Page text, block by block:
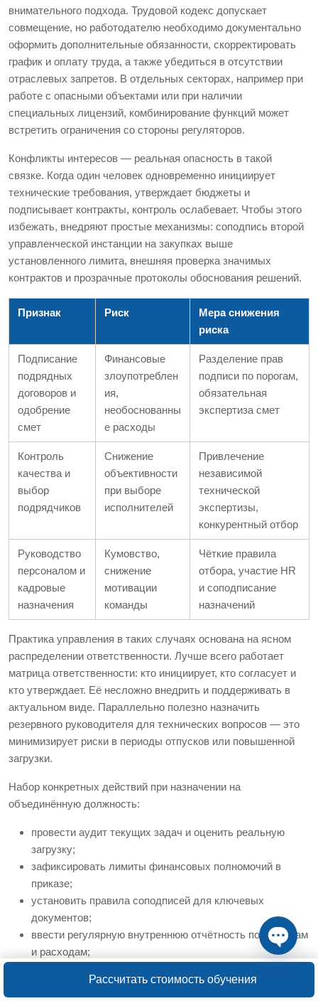
внимательного подхода. Трудовой кодекс допускает
совмещение, но работодателю необходимо документально
оформить дополнительные обязанности, скорректировать
график и оплату труда, а также убедиться в отсутствии
отраслевых запретов. В отдельных секторах, например при
работе с опасными объектами или при наличии
специальных лицензий, комбинирование функций может
встретить ограничения со стороны регуляторов.
Конфликты интересов — реальная опасность в такой
связке. Когда один человек одновременно инициирует
технические требования, утверждает бюджеты и
подписывает контракты, контроль ослабевает. Чтобы этого
избежать, внедряют простые механизмы: соподпись второй
управленческой инстанции на закупках выше
установленного лимита, внешняя проверка значимых
контрактов и прозрачные протоколы обоснования решений.
Признак Риск
Мера снижения
риска
Подписание
подрядных
договоров и
одобрение
смет
Финансовые
злоупотреблен
ия,
необоснованны
е расходы
Разделение прав
подписи по порогам,
обязательная
экспертиза смет
Контроль
качества и
выбор
подрядчиков
Снижение
объективности
при выборе
исполнителей
Привлечение
независимой
технической
экспертизы,
конкурентный отбор
Руководство
персоналом и
кадровые
назначения
Кумовство,
снижение
мотивации
команды
Чёткие правила
отбора, участие HR
и соподписание
назначений
Практика управления в таких случаях основана на ясном
распределении ответственности. Лучше всего работает
матрица ответственности: кто инициирует, кто согласует и
кто утверждает. Её несложно внедрить и поддерживать в
актуальном виде. Параллельно полезно назначить
резервного руководителя для технических вопросов — это
минимизирует риски в периоды отпусков или повышенной
загрузки.
Набор конкретных действий при назначении на
объединённую должность:
провести аудит текущих задач и оценить реальную
загрузку;
зафиксировать лимиты финансовых полномочий в
приказе;
установить правила соподписей для ключевых
документов;
ввести регулярную внутреннюю отчётность по проектам
и расходам;
решений при крупных вложениях.
Open
Рассчитать стоимость обучения